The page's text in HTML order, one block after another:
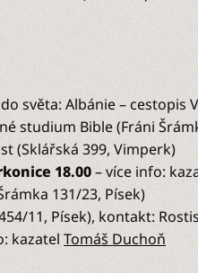
světa: Albánie – cestopis
studium Bible (Fráni
(Sklářská 399, Vimperk)
18.00– více info:
131/23, Písek)
11, Písek), kontakt:
kazatelTomáš Duchoň